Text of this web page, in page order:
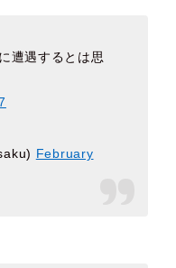
遭遇するとは思
February